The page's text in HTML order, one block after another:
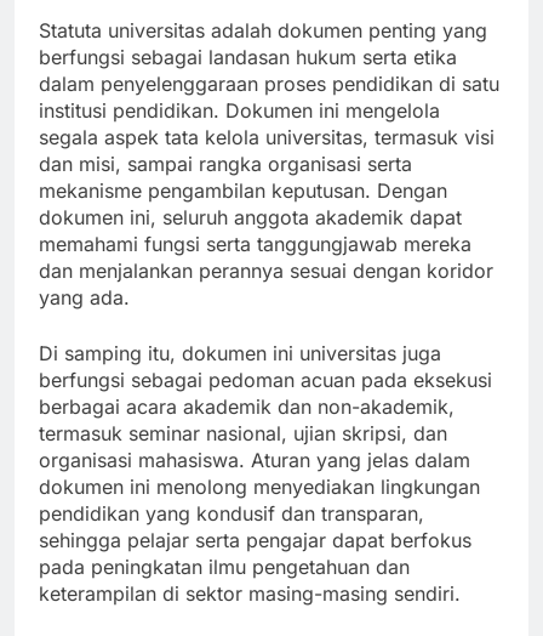
Statuta universitas adalah dokumen penting yang
berfungsi sebagai landasan hukum serta etika
dalam penyelenggaraan proses pendidikan di satu
institusi pendidikan. Dokumen ini mengelola
segala aspek tata kelola universitas, termasuk visi
dan misi, sampai rangka organisasi serta
mekanisme pengambilan keputusan. Dengan
dokumen ini, seluruh anggota akademik dapat
memahami fungsi serta tanggungjawab mereka
dan menjalankan perannya sesuai dengan koridor
yang ada.
Di samping itu, dokumen ini universitas juga
berfungsi sebagai pedoman acuan pada eksekusi
berbagai acara akademik dan non-akademik,
termasuk seminar nasional, ujian skripsi, dan
organisasi mahasiswa. Aturan yang jelas dalam
dokumen ini menolong menyediakan lingkungan
pendidikan yang kondusif dan transparan,
sehingga pelajar serta pengajar dapat berfokus
pada peningkatan ilmu pengetahuan dan
keterampilan di sektor masing-masing sendiri.